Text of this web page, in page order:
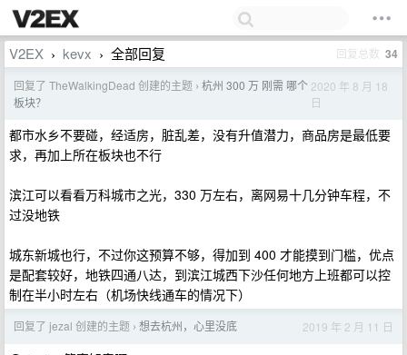
V2EX › kevx › 全部回复 回复总数 34
回复了 TheWalkingDead 创建的主题 › 杭州 300 万 刚需 哪个
板块？
2020 年 8 月 18
日
都市水乡不要碰，经适房，脏乱差，没有升值潜力，商品房是最低要
求，再加上所在板块也不行
滨江可以看看万科城市之光，330 万左右，离网易十几分钟车程，不
过没地铁
城东新城也行，不过你这预算不够，得加到 400 才能摸到门槛，优点
是配套较好，地铁四通八达，到滨江城西下沙任何地方上班都可以控
制在半小时左右（机场快线通车的情况下）
回复了 jezal 创建的主题 › 想去杭州，心里没底 2019 年 2 月 11 日